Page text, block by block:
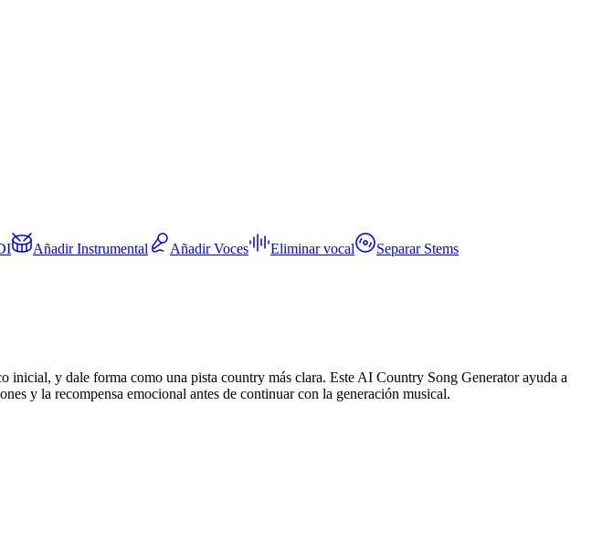
Añadir Instrumental Añadir Voces Eliminar vocal
Separar Stems
y dale forma como una pista country más clara. Este AI Country Song Generator ayuda a
y la recompensa emocional antes de continuar con la generación musical.